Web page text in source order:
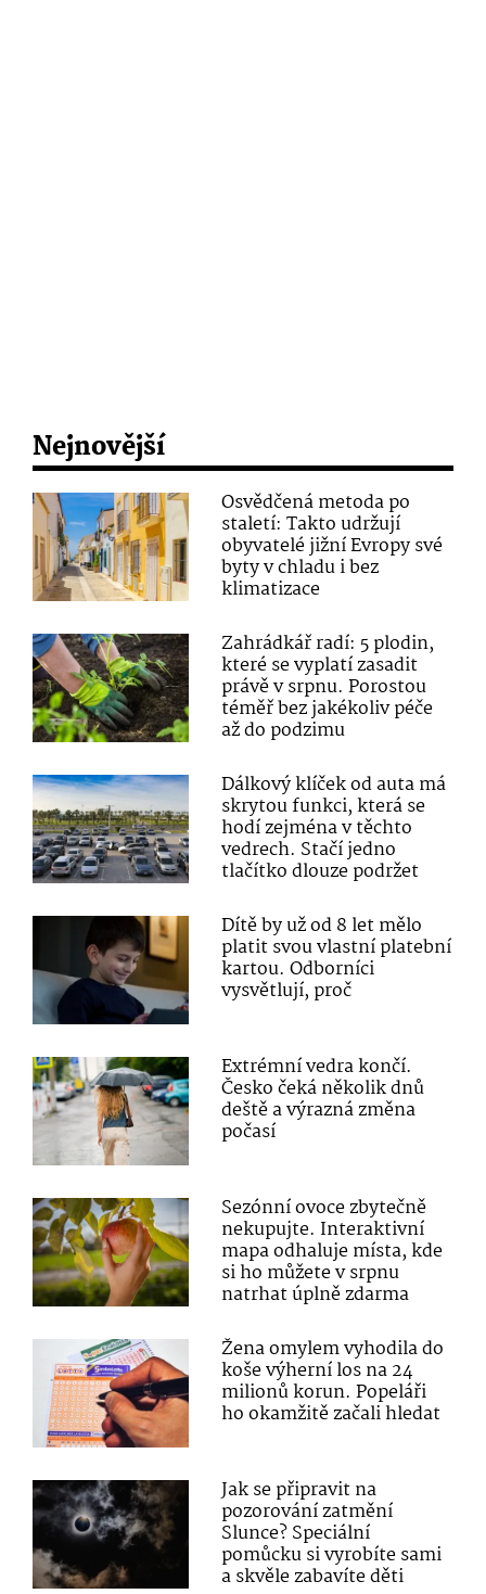
Nejnovější
Osvědčená metoda po
staletí: Takto udržují
obyvatelé jižní Evropy své
byty v chladu i bez
klimatizace
Zahrádkář radí: 5 plodin,
které se vyplatí zasadit
právě v srpnu. Porostou
téměř bez jakékoliv péče
až do podzimu
Dálkový klíček od auta má
skrytou funkci, která se
hodí zejména v těchto
vedrech. Stačí jedno
tlačítko dlouze podržet
Dítě by už od 8 let mělo
platit svou vlastní platební
kartou. Odborníci
vysvětlují, proč
Extrémní vedra končí.
Česko čeká několik dnů
deště a výrazná změna
počasí
Sezónní ovoce zbytečně
nekupujte. Interaktivní
mapa odhaluje místa, kde
si ho můžete v srpnu
natrhat úplně zdarma
Žena omylem vyhodila do
koše výherní los na 24
milionů korun. Popeláři
ho okamžitě začali hledat
Jak se připravit na
pozorování zatmění
Slunce? Speciální
pomůcku si vyrobíte sami
a skvěle zabavíte děti